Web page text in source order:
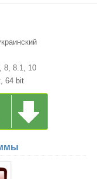
8, 8.1, 10
64 bit